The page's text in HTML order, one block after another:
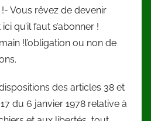
Vous rêvez de devenir
qu’il faut s’abonner !
!l’obligation ou non de
des articles 38 et
du 6 janvier 1978 relative à